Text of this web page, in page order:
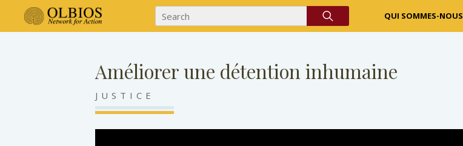
QUI SOMMES-NOUS
Améliorer une détention inhumaine
JUSTICE